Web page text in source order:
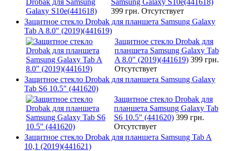
399 грн. Отсутствует
Защитное стекло Drobak для планшета Samsung Galaxy
Tab A 8.0" (2019)(441619)
Защитное стекло Drobak для
планшета Samsung Galaxy Tab
A 8.0" (2019)(441619) 399 грн.
Отсутствует
Защитное стекло Drobak для планшета Samsung Galaxy
Tab S6 10.5" (441620)
Защитное стекло Drobak для
планшета Samsung Galaxy Tab
S6 10.5" (441620) 399 грн.
Отсутствует
Защитное стекло Drobak для планшета Samsung Tab A
10,1 (2019)(441621)